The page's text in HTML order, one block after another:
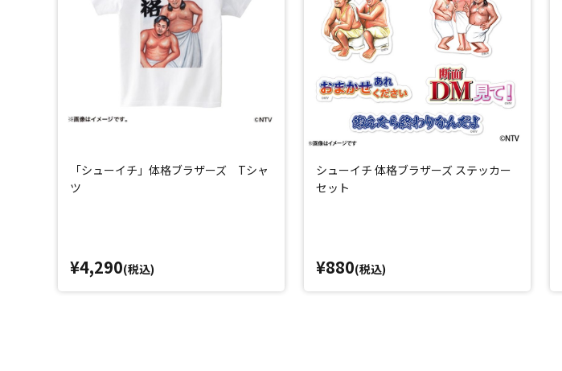
「シューイチ」体格ブラザーズ Tシャ
ツ
¥4,290(税込)
シューイチ 体格ブラザーズ ステッカー
セット
¥880(税込)